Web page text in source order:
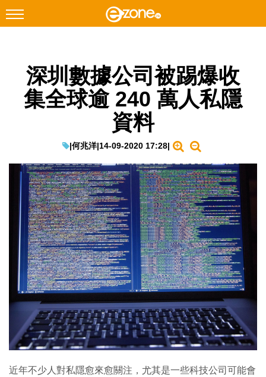
Facebook Instagram
科技焦點
教學評測
EduTech
IT Times
生成式AI與雲端應用
Enterprise Digital Transformation
深圳數據公司被踢爆收
集全球逾 240 萬人私隱
資料
|何兆洋|14-09-2020 17:28|
近年不少人對私隱愈來愈關注，尤其是一些科技公司可能會